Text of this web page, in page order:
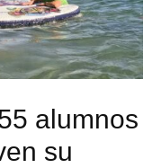
alumnos
su